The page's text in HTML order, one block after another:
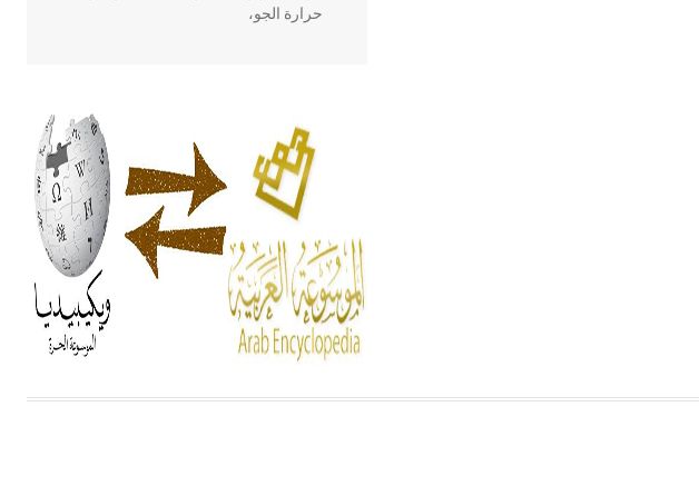
حرارة الجو،
أربعة مؤلفات هي: الحكم، الأدلة، تنظيم
التغذية، ورسالته في جروح الرأس.
ويعود له الفضل بأنه حرر الطب من
الدين والفلسفة.
- هل تعلم أن المرجان إفراز حيواني
يتكون في البحر ويتركب من مادة
كربونات الكلسيوم، وهو أحمر أو شديد
الحمرة وهو أجود أنواعه، ويمتاز بكبر
الحجم ويسمى الش